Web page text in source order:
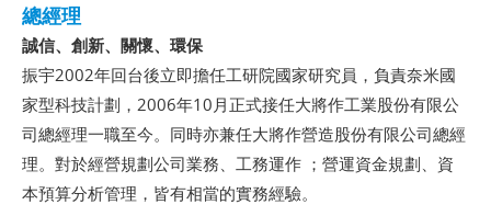
總經理
誠信、創新、關懷、環保
振宇2002年回台後立即擔任工研院國家研究員，負責奈米國
家型科技計劃，2006年10月正式接任大將作工業股份有限公
司總經理一職至今。同時亦兼任大將作營造股份有限公司總經
理。對於經營規劃公司業務、工務運作 ；營運資金規劃、資
本預算分析管理，皆有相當的實務經驗。